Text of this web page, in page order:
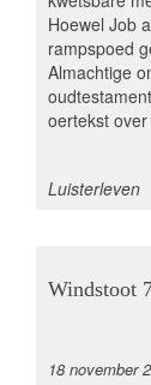
Hoewel Job
rampspoed
Almachtige
oertekst
thema
Luisterleven
Windstoot
18 november